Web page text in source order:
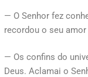
— O Senhor fez
recordou o seu
— Os confins do
Deus. Aclamai o